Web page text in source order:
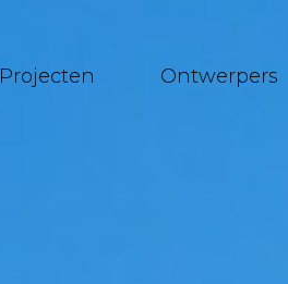
Projecten Ontwerpers